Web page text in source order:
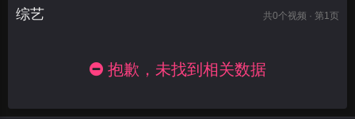
综艺 共0个视频 · 第1页
抱歉，未找到相关数据